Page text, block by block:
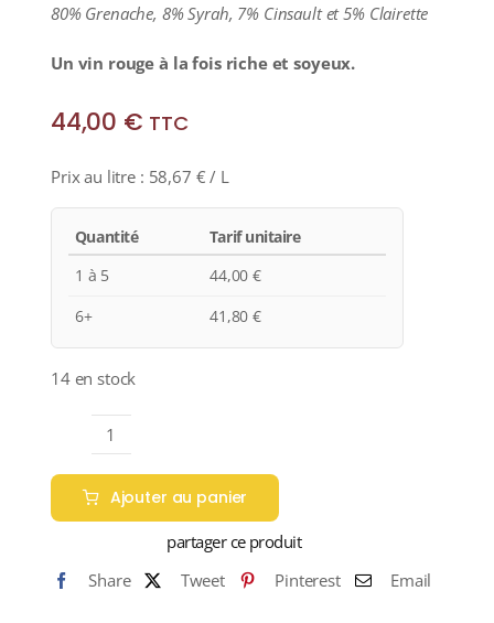
80% Grenache, 8% Syrah, 7% Cinsault et 5% Clairette
Un vin rouge à la fois riche et soyeux.
44,00 € TTC
Prix au litre : 58,67 € / L
Quantité
Tarif unitaire
1 à 5
44,00€
6+
41,80€
14 en stock
quantité
de
Domaine
Les
Pallières
"RACINES"
Ajouter au panier
partager ce produit
Share
Tweet Pinterest Email